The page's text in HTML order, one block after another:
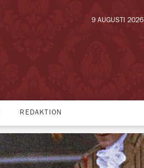
9 AUGUSTI 2026
REDAKTION